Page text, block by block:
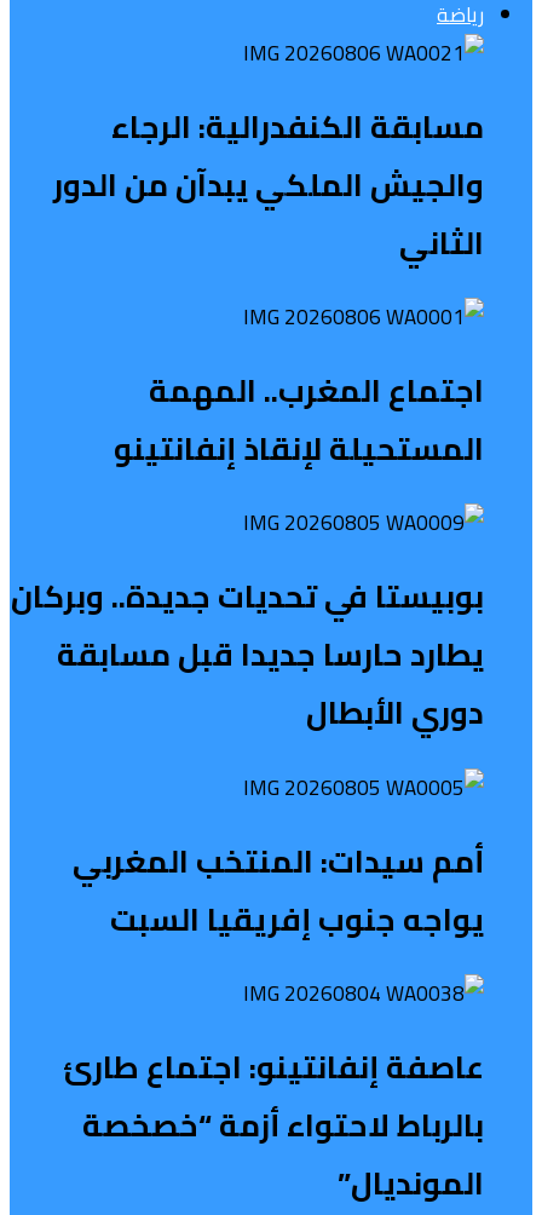
رياضة
مسابقة الكنفدرالية: الرجاء
والجيش الملكي يبدآن من الدور
الثاني
اجتماع المغرب.. المهمة
المستحيلة لإنقاذ إنفانتينو
بوبيستا في تحديات جديدة.. وبركان
يطارد حارسا جديدا قبل مسابقة
دوري الأبطال
أمم سيدات: المنتخب المغربي
يواجه جنوب إفريقيا السبت
عاصفة إنفانتينو: اجتماع طارئ
بالرباط لاحتواء أزمة “خصخصة
المونديال”